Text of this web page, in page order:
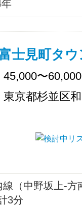
士見町タ
45,000〜
東京都杉並区
（中野坂上-方
3分